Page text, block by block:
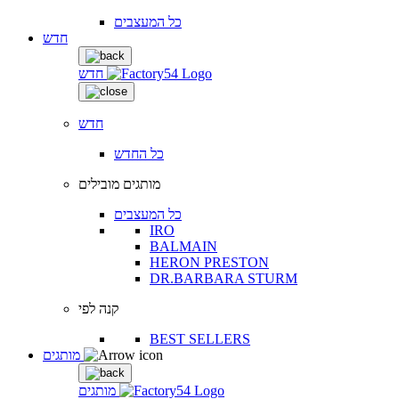
כל המעצבים
חדש
חדש
חדש
כל החדש
מותגים מובילים
כל המעצבים
IRO
BALMAIN
HERON PRESTON
DR.BARBARA STURM
קנה לפי
BEST SELLERS
מותגים